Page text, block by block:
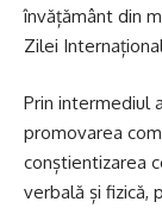
învățământ din
Zilei
Prin intermediul
promovarea
conștientizarea
verbală și fizică,